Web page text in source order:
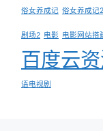
俗女养成记 俗女养成记2
剧场2 电影 电影网站搭
百度云
语电视剧